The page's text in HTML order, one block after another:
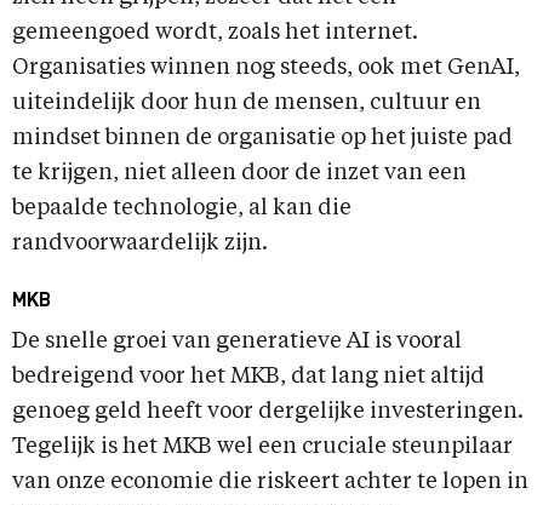
gemeengoed wordt, zoals het internet.
Organisaties winnen nog steeds, ook met GenAI,
uiteindelijk door hun de mensen, cultuur en
mindset binnen de organisatie op het juiste pad
te krijgen, niet alleen door de inzet van een
bepaalde technologie, al kan die
randvoorwaardelijk zijn.
MKB
De snelle groei van generatieve AI is vooral
bedreigend voor het MKB, dat lang niet altijd
genoeg geld heeft voor dergelijke investeringen.
Tegelijk is het MKB wel een cruciale steunpilaar
van onze economie die riskeert achter te lopen in